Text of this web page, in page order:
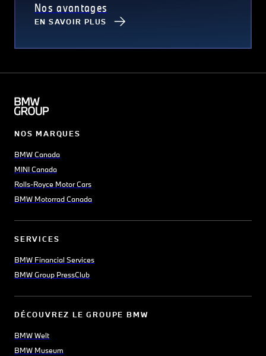
Nos avantages
EN SAVOIR PLUS
NOS MARQUES
BMW Canada
MINI Canada
Rolls-Royce Motor Cars
BMW Motorrad Canada
SERVICES
BMW Financial Services
BMW Group PressClub
DÉCOUVREZ LE GROUPE BMW
BMW Welt
BMW Museum